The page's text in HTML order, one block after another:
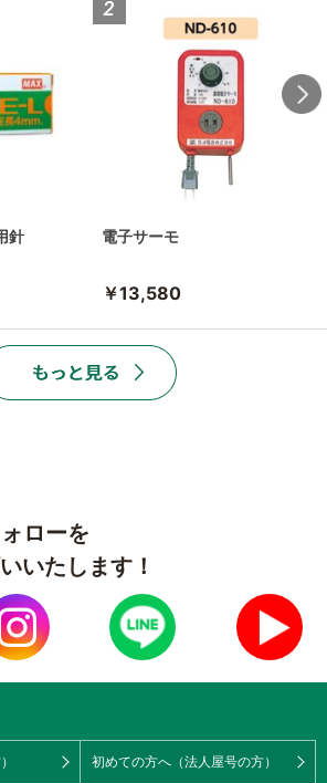
針 電子サーモ
￥13,580
ローを
いたします！
初めての方へ（法人屋号の方）